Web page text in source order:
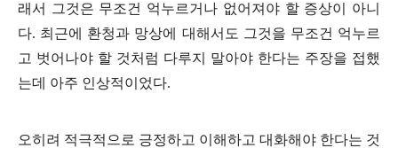
래서 그것은 무조건 억누르거나 없어져야 할 증상이 아니
다. 최근에 환청과 망상에 대해서도 그것을 무조건 억누르
고 벗어나야 할 것처럼 다루지 말아야 한다는 주장을 접했
는데 아주 인상적이었다.
오히려 적극적으로 긍정하고 이해하고 대화해야 한다는 것